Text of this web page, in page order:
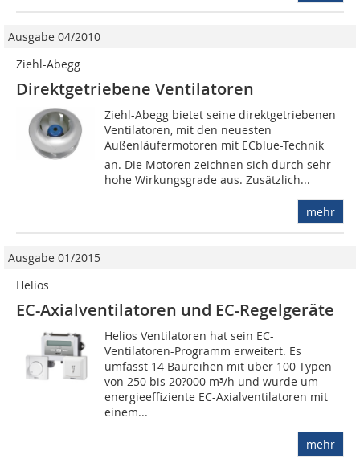
Ausgabe 04/2010
Ziehl-Abegg
Direktgetriebene Ventilatoren
Ziehl-Abegg bietet seine direktgetriebenen
Ventilatoren, mit den neuesten
Außenläufermotoren mit ECblue-Technik
an. Die Motoren zeichnen sich durch sehr
hohe Wirkungsgrade aus. Zusätzlich...
mehr
Ausgabe 01/2015
Helios
EC-Axialventilatoren und EC-Regelgeräte
Helios Ventilatoren hat sein EC-
Ventilatoren-Programm erweitert. Es
umfasst 14 Baureihen mit über 100 Typen
von 250 bis 20?000 m³/h und wurde um
energieeffiziente EC-Axialventilatoren mit
einem...
mehr